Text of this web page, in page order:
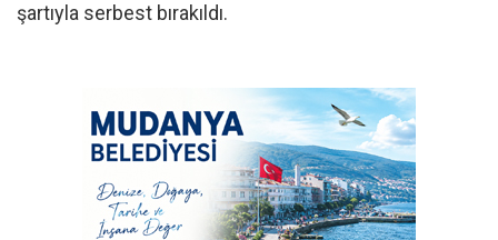
şartıyla serbest bırakıldı.